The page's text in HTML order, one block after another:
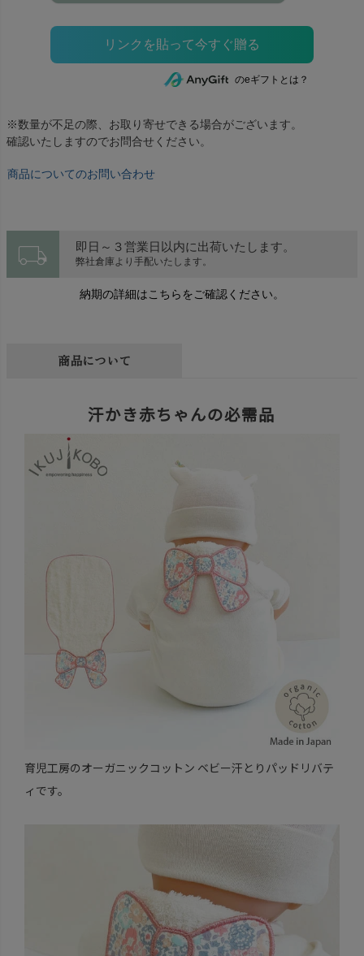
のeギフトとは？
※数量が不足の際、お取り寄せできる場合がございます。
確認いたしますのでお問合せください。
商品についてのお問い合わせ
local_shipping 即日～３営業日以内に出荷いたします。
弊社倉庫より手配いたします。
納期の詳細はこちらをご確認ください。
商品について
汗かき赤ちゃんの必需品
育児工房のオーガニックコットン ベビー汗とりパッドリバテ
ィです。